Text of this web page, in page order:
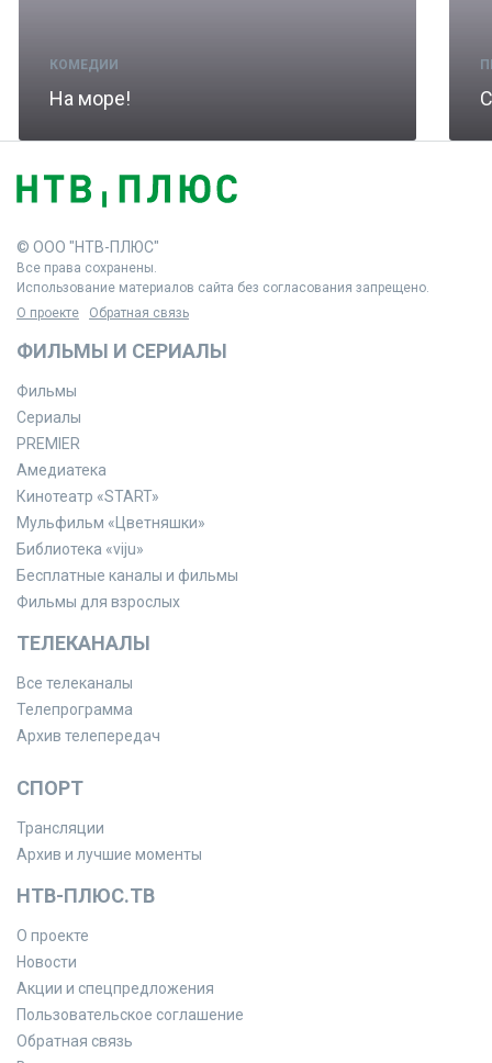
КОМЕДИИ
На море!
© ООО "НТВ-ПЛЮС"
Все права сохранены.
Использование материалов сайта без согласования запрещено.
О проекте
Обратная связь
ФИЛЬМЫ И СЕРИАЛЫ
Фильмы
Сериалы
PREMIER
Амедиатека
Кинотеатр «START»
Мульфильм «Цветняшки»
Библиотека «viju»
Бесплатные каналы и фильмы
Фильмы для взрослых
ТЕЛЕКАНАЛЫ
Все телеканалы
Телепрограмма
Архив телепередач
СПОРТ
Трансляции
Архив и лучшие моменты
НТВ-ПЛЮС.ТВ
О проекте
Новости
Акции и спецпредложения
Пользовательское соглашение
Обратная связь